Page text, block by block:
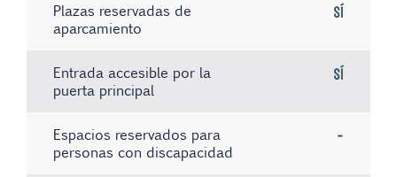
Plazas reservadas de
aparcamiento
Sí
Entrada accesible por la
puerta principal
Sí
Espacios reservados para
personas con discapacidad
-